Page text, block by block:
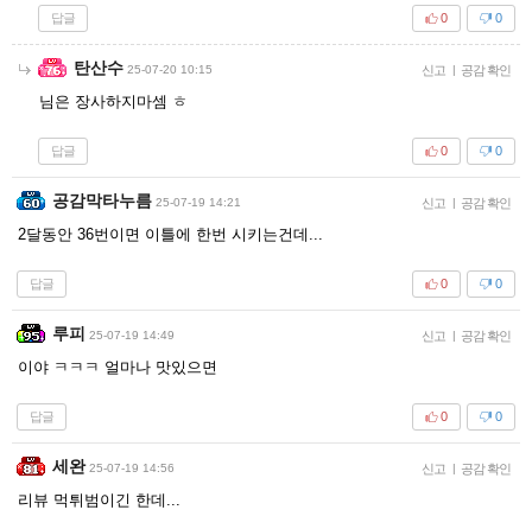
답글 0
0
탄산수 25-07-20 10:15 신고 | 공감 확인
님은 장사하지마셈 ㅎ
답글 0
0
공감막타누름 25-07-19 14:21 신고 | 공감 확인
2달동안 36번이면 이틀에 한번 시키는건데...
답글 0
0
루피 25-07-19 14:49 신고 | 공감 확인
이야 ㅋㅋㅋ 얼마나 맛있으면
답글 0
0
세완 25-07-19 14:56 신고 | 공감 확인
리뷰 먹튀범이긴 한데...